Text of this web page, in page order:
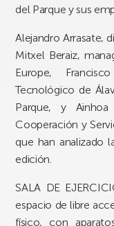
del Parque y sus
Alejandro Arrasate,
Mitxel Beraiz,
Europe,
Tecnológico de
Parque, y
Cooperación y
que han analizado
edición.
SALA DE
espacio de libre
físico, con